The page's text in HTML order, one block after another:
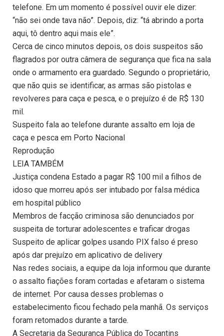
telefone. Em um momento é possível ouvir ele dizer:
“não sei onde tava não”. Depois, diz: “tá abrindo a porta
aqui, tô dentro aqui mais ele”.
Cerca de cinco minutos depois, os dois suspeitos são
flagrados por outra câmera de segurança que fica na sala
onde o armamento era guardado. Segundo o proprietário,
que não quis se identificar, as armas são pistolas e
revolveres para caça e pesca, e o prejuízo é de R$ 130
mil.
Suspeito fala ao telefone durante assalto em loja de
caça e pesca em Porto Nacional
Reprodução
LEIA TAMBÉM
Justiça condena Estado a pagar R$ 100 mil a filhos de
idoso que morreu após ser intubado por falsa médica
em hospital público
Membros de facção criminosa são denunciados por
suspeita de torturar adolescentes e traficar drogas
Suspeito de aplicar golpes usando PIX falso é preso
após dar prejuízo em aplicativo de delivery
Nas redes sociais, a equipe da loja informou que durante
o assalto fiações foram cortadas e afetaram o sistema
de internet. Por causa desses problemas o
estabelecimento ficou fechado pela manhã. Os serviços
foram retomados durante a tarde.
A Secretaria da Segurança Pública do Tocantins